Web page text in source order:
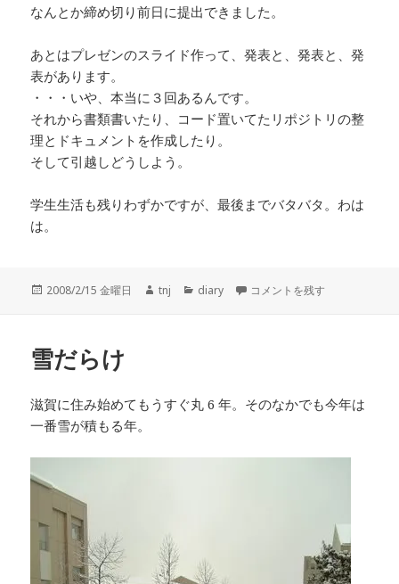
なんとか締め切り前日に提出できました。
あとはプレゼンのスライド作って、発表と、発表と、発
表があります。
・・・いや、本当に３回あるんです。
それから書類書いたり、コード置いてたリポジトリの整
理とドキュメントを作成したり。
そして引越しどうしよう。
学生生活も残りわずかですが、最後までバタバタ。わは
は。
投
2008/2/15 金曜日
作
tnj
カ
diary 修論提出 に
コメントを残す
雪だらけ
滋賀に住み始めてもうすぐ丸 6 年。そのなかでも今年は
一番雪が積もる年。